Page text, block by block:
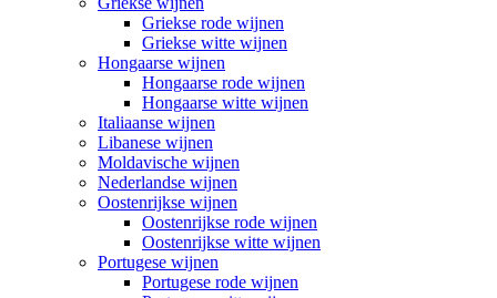
Griekse rode wijnen
Griekse witte wijnen
Hongaarse wijnen
Hongaarse rode wijnen
Hongaarse witte wijnen
Italiaanse wijnen
Libanese wijnen
Moldavische wijnen
Nederlandse wijnen
Oostenrijkse wijnen
Oostenrijkse rode wijnen
Oostenrijkse witte wijnen
Portugese wijnen
Portugese rode wijnen